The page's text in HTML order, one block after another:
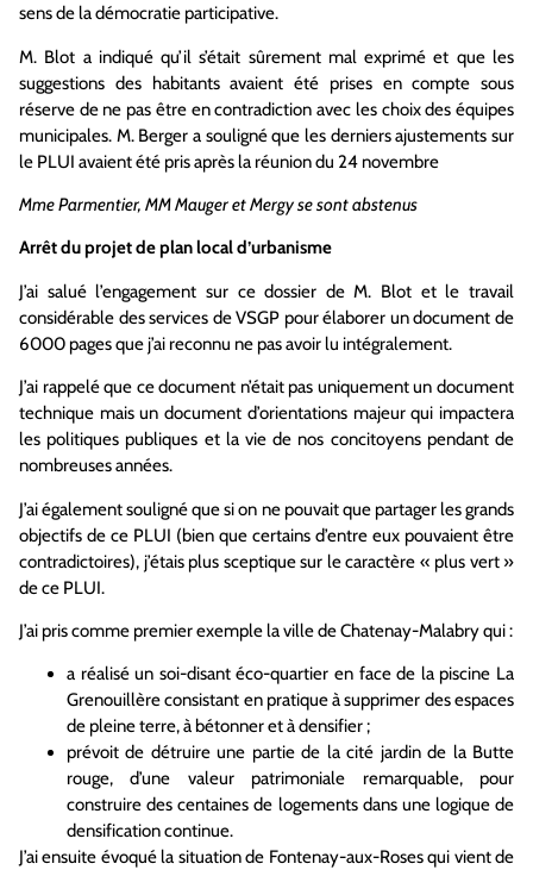
sens de la démocratie participative.
M. Blot a indiqué qu’il s’était sûrement mal exprimé et que les
suggestions des habitants avaient été prises en compte sous
réserve de ne pas être en contradiction avec les choix des équipes
municipales. M. Berger a souligné que les derniers ajustements sur
le PLUI avaient été pris après la réunion du 24 novembre
Mme Parmentier, MM Mauger et Mergy se sont abstenus
Arrêt du projet de plan local d’urbanisme
J’ai salué l’engagement sur ce dossier de M. Blot et le travail
considérable des services de VSGP pour élaborer un document de
6000 pages que j’ai reconnu ne pas avoir lu intégralement.
J’ai rappelé que ce document n’était pas uniquement un document
technique mais un document d’orientations majeur qui impactera
les politiques publiques et la vie de nos concitoyens pendant de
nombreuses années.
J’ai également souligné que si on ne pouvait que partager les grands
objectifs de ce PLUI (bien que certains d’entre eux pouvaient être
contradictoires), j’étais plus sceptique sur le caractère « plus vert »
de ce PLUI.
J’ai pris comme premier exemple la ville de Chatenay-Malabry qui :
a réalisé un soi-disant éco-quartier en face de la piscine La
Grenouillère consistant en pratique à supprimer des espaces
de pleine terre, à bétonner et à densifier ;
prévoit de détruire une partie de la cité jardin de la Butte
rouge, d’une valeur patrimoniale remarquable, pour
construire des centaines de logements dans une logique de
densification continue.
J’ai ensuite évoqué la situation de Fontenay-aux-Roses qui vient de